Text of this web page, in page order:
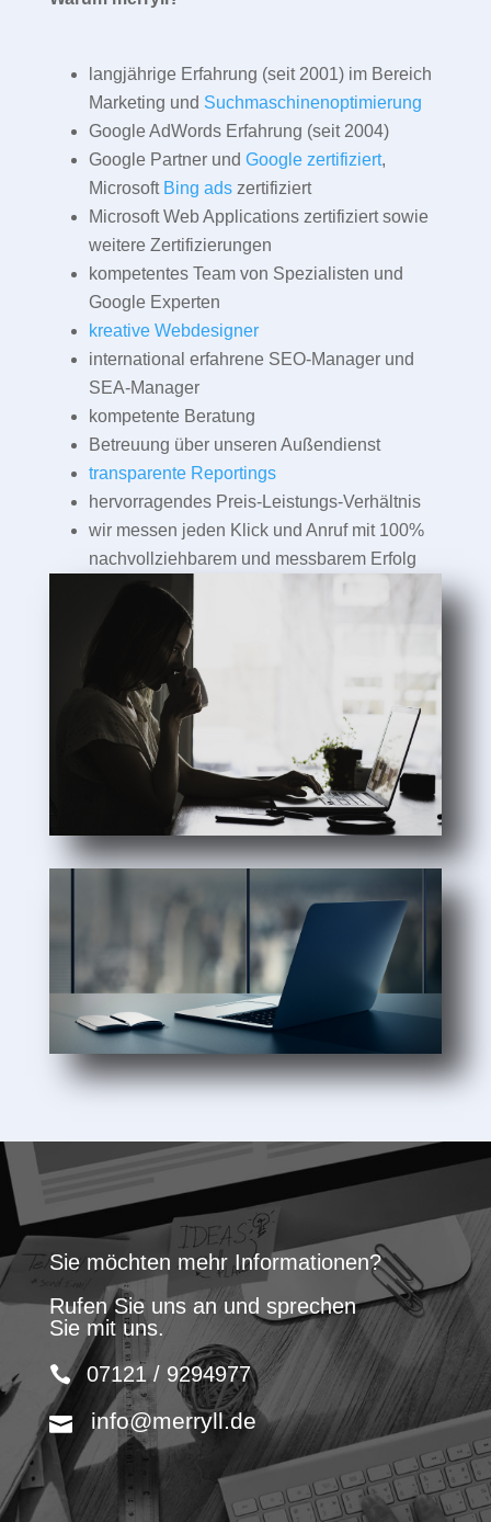
langjährige Erfahrung (seit 2001) im Bereich
Marketing und Suchmaschinenoptimierung
Google AdWords Erfahrung (seit 2004)
Google Partner und Google zertifiziert,
Microsoft Bing adszertifiziert
Microsoft Web Applications zertifiziert sowie
weitere Zertifizierungen
kompetentes Team von Spezialisten und
Google Experten
kreative Webdesigner
international erfahrene SEO-Manager und
SEA-Manager
kompetente Beratung
Betreuung über unseren Außendienst
transparente Reportings
hervorragendes Preis-Leistungs-Verhältnis
wir messen jeden Klick und Anruf mit 100%
nachvollziehbarem und messbarem Erfolg
Sie möchten mehr Informationen?
Rufen Sie uns an und sprechen
Sie mit uns.
07121 / 9294977
info@merryll.de